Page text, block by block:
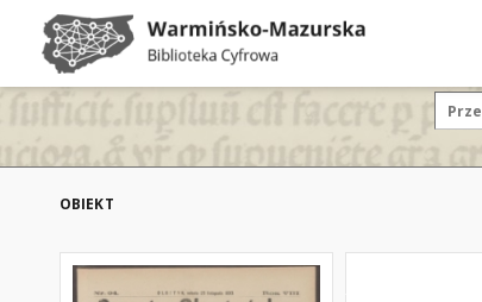
OBIEKT